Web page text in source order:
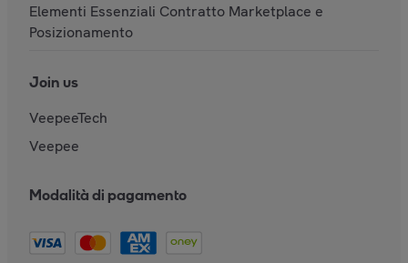
Elementi Essenziali Contratto Marketplace e
Posizionamento
Join us
VeepeeTech
Veepee
Modalità di pagamento